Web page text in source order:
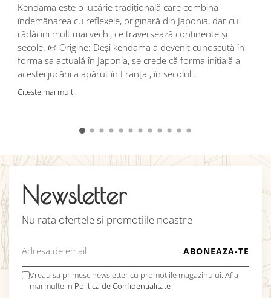
Kendama este o jucărie tradițională care combină
îndemânarea cu reflexele, originară din Japonia, dar cu
rădăcini mult mai vechi, ce traversează continente și
secole. 📜 Origine: Deși kendama a devenit cunoscută în
forma sa actuală în Japonia, se crede că forma inițială a
acestei jucării a apărut în Franța , în secolul...
Citeste mai mult
Newsletter
Nu rata ofertele si promotiile noastre
Vreau sa primesc newsletter cu promotiile magazinului. Afla
mai multe in Politica de Confidentialitate